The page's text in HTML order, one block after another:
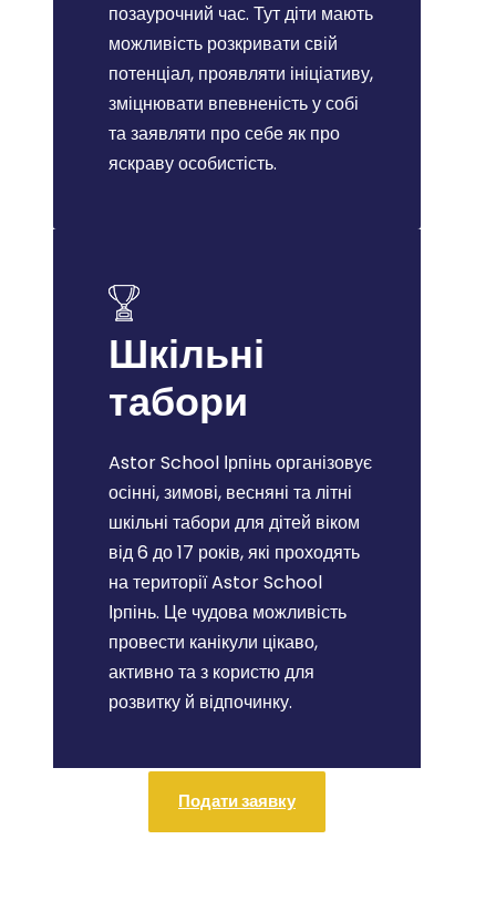
позаурочний час. Тут діти мають
можливість розкривати свій
потенціал, проявляти ініціативу,
зміцнювати впевненість у собі
та заявляти про себе як про
яскраву особистість.
Шкільні
табори
Astor School Ірпінь організовує
осінні, зимові, весняні та літні
шкільні табори для дітей віком
від 6 до 17 років, які проходять
на території Astor School
Ірпінь. Це чудова можливість
провести канікули цікаво,
активно та з користю для
розвитку й відпочинку.
Подати заявку